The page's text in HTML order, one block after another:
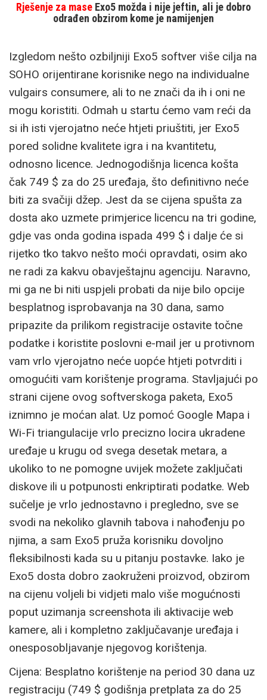
Rješenje za mase Exo5 možda i nije jeftin, ali je dobro
odrađen obzirom kome je namijenjen
Izgledom nešto ozbiljniji Exo5 softver više cilja na
SOHO orijentirane korisnike nego na individualne
vulgairs consumere, ali to ne znači da ih i oni ne
mogu koristiti. Odmah u startu ćemo vam reći da
si ih isti vjerojatno neće htjeti priuštiti, jer Exo5
pored solidne kvalitete igra i na kvantitetu,
odnosno licence. Jednogodišnja licenca košta
čak 749 $ za do 25 uređaja, što definitivno neće
biti za svačiji džep. Jest da se cijena spušta za
dosta ako uzmete primjerice licencu na tri godine,
gdje vas onda godina ispada 499 $ i dalje će si
rijetko tko takvo nešto moći opravdati, osim ako
ne radi za kakvu obavještajnu agenciju. Naravno,
mi ga ne bi niti uspjeli probati da nije bilo opcije
besplatnog isprobavanja na 30 dana, samo
pripazite da prilikom registracije ostavite točne
podatke i koristite poslovni e-mail jer u protivnom
vam vrlo vjerojatno neće uopće htjeti potvrditi i
omogućiti vam korištenje programa. Stavljajući po
strani cijene ovog softverskoga paketa, Exo5
iznimno je moćan alat. Uz pomoć Google Mapa i
Wi-Fi triangulacije vrlo precizno locira ukradene
uređaje u krugu od svega desetak metara, a
ukoliko to ne pomogne uvijek možete zaključati
diskove ili u potpunosti enkriptirati podatke. Web
sučelje je vrlo jednostavno i pregledno, sve se
svodi na nekoliko glavnih tabova i nahođenju po
njima, a sam Exo5 pruža korisniku dovoljno
fleksibilnosti kada su u pitanju postavke. Iako je
Exo5 dosta dobro zaokruženi proizvod, obzirom
na cijenu voljeli bi vidjeti malo više mogućnosti
poput uzimanja screenshota ili aktivacije web
kamere, ali i kompletno zaključavanje uređaja i
onesposobljavanje njegovog korištenja.
Cijena: Besplatno korištenje na period 30 dana uz
registraciju (749 $ godišnja pretplata za do 25